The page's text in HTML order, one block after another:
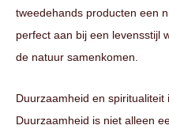
tweedehands producten een
perfect aan bij een levensstijl
de natuur samenkomen.
Duurzaamheid en spiritualiteit
Duurzaamheid is niet alleen